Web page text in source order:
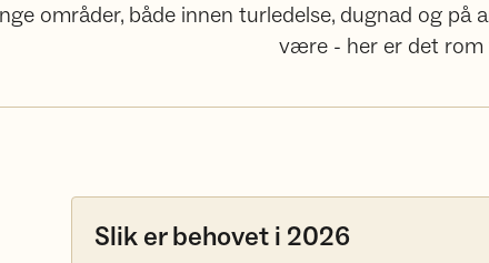
områder, både innen turledelse, dugnad og
være - her er det rom
Slik er behovet i 2026